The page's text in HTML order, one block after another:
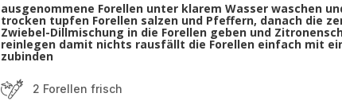
ausgenommene Forellen unter klarem Wasser waschen
trocken tupfen Forellen salzen und Pfeffern, danach die
Zwiebel-Dillmischung in die Forellen geben und
reinlegen damit nichts rausfällt die Forellen einfach mit
zubinden
2 Forellen frisch